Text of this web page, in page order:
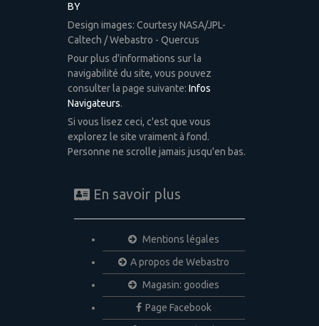
BY
Design images: Courtesy NASA/JPL-
Caltech / Webastro - Quercus
Pour plus d'informations sur la
navigabilité du site, vous pouvez
consulter la page suivante: Infos
Navigateurs.
Si vous lisez ceci, c'est que vous
explorez le site vraiment à fond.
Personne ne scrolle jamais jusqu'en bas.
En savoir plus
Mentions légales
A propos de Webastro
Magasin: goodies
Page Facebook